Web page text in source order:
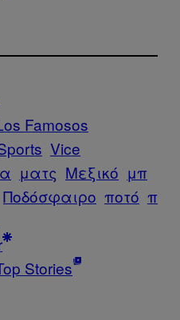
Famosos
Vice
ματς Μεξικό μπ
Ποδόσφαιρο ποτό π
Stories